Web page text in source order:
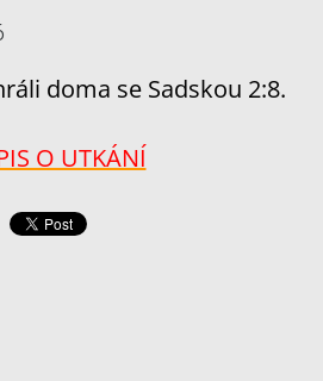
doma se Sadskou 2:8.
O UTKÁNÍ